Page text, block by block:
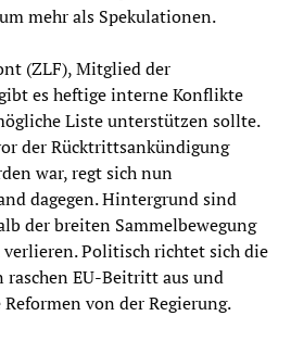
mehr als Spekulationen.
(ZLF), Mitglied der
es heftige interne Konflikte
Liste unterstützen sollte.
der Rücktrittsankündigung
war, regt sich nun
dagegen. Hintergrund sind
der breiten Sammelbewegung
Politisch richtet sich die
raschen EU-Beitritt aus und
von der Regierung.